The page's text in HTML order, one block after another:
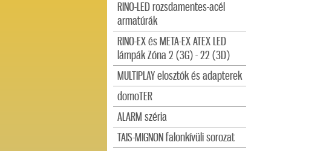
RINO-LED rozsdamentes-acél
armatúrák
RINO-EX és META-EX ATEX LED
lámpák Zóna 2 (3G) - 22 (3D)
MULTIPLAY elosztók és adapterek
domoTER
ALARM széria
TAIS-MIGNON falonkívüli sorozat